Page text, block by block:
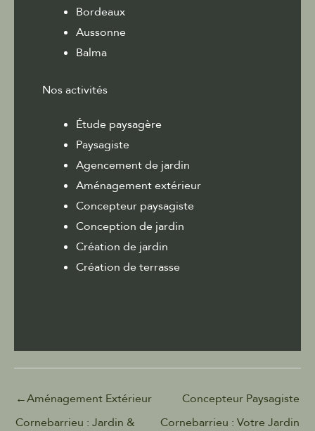
Bordeaux
Aussonne
Balma
Nos activités
Étude paysagère
Paysagiste
Agencement de jardin
Aménagement extérieur
Concepteur paysagiste
Conception de jardin
Création de jardin
Création de terrasse
←Aménagement Extérieur
Cornebarrieu : Jardin &
Concepteur Paysagiste
Cornebarrieu : Votre Jardin